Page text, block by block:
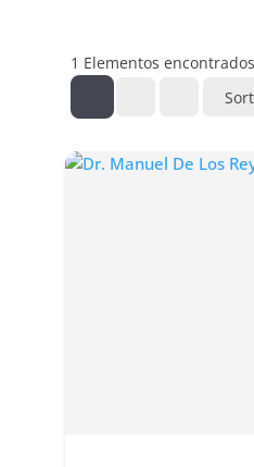
1 Elementos encontrados